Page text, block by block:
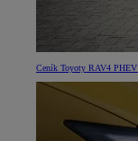
Ceník Toyoty RAV4 PHEV